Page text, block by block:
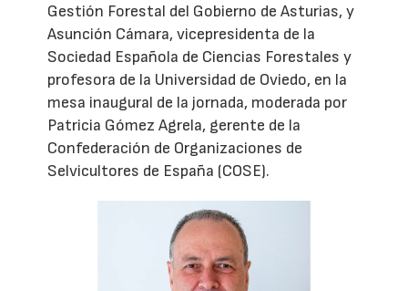
Gestión Forestal del Gobierno de Asturias, y
Asunción Cámara, vicepresidenta de la
Sociedad Española de Ciencias Forestales y
profesora de la Universidad de Oviedo, en la
mesa inaugural de la jornada, moderada por
Patricia Gómez Agrela, gerente de la
Confederación de Organizaciones de
Selvicultores de España (COSE).